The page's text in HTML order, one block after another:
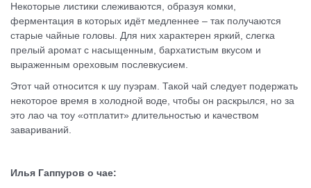
Некоторые листики слеживаются, образуя комки,
ферментация в которых идёт медленнее – так получаются
старые чайные головы. Для них характерен яркий, слегка
прелый аромат с насыщенным, бархатистым вкусом и
выраженным ореховым послевкусием.
Этот чай относится к шу пуэрам. Такой чай следует подержать
некоторое время в холодной воде, чтобы он раскрылся, но за
это лао ча тоу «отплатит» длительностью и качеством
завариваний.
Илья Гаппуров о чае: